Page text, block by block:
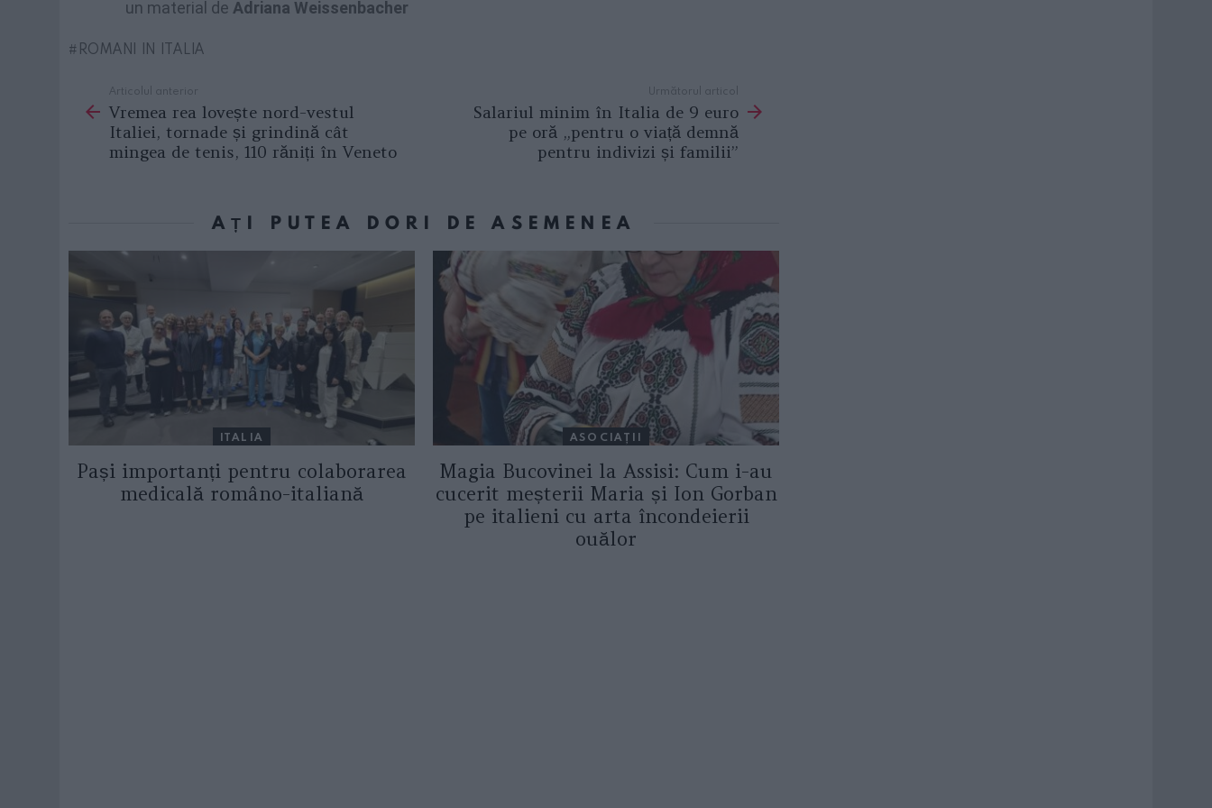
un material de Adriana Weissenbacher
ROMANI IN ITALIA
more
Articolul anterior
Vremea rea lovește nord-vestul
Italiei, tornade și grindină cât
mingea de tenis, 110 răniți în Veneto
Următorul articol
Salariul minim în Italia de 9 euro
pe oră „pentru o viață demnă
pentru indivizi și familii”
AȚI PUTEA DORI DE ASEMENEA
ITALIA
Pași importanți pentru colaborarea
medicală româno-italiană
ASOCIAŢII
Magia Bucovinei la Assisi: Cum i-au
cucerit meșterii Maria și Ion Gorban
pe italieni cu arta încondeierii
ouălor